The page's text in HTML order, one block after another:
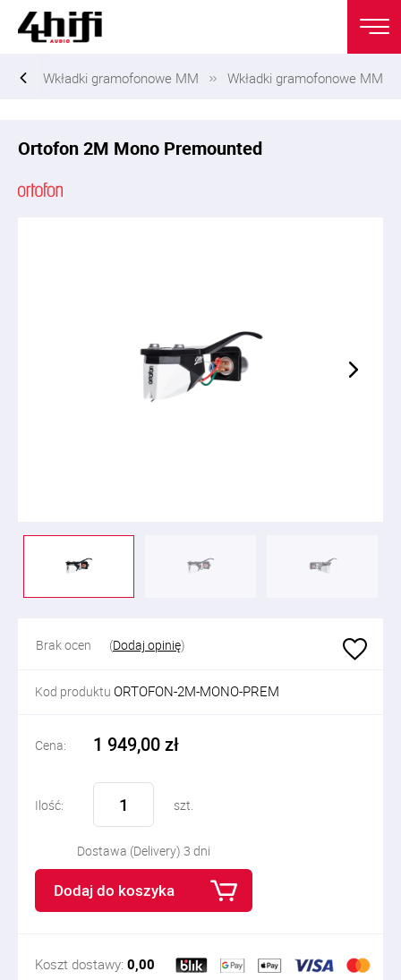
Wkładki gramofonowe MM Wkładki gramofonowe MM
Ortofon 2M Mono Premounted
Brak ocen (Dodaj opinię)
Kod produktu ORTOFON-2M-MONO-PREM
Cena: 1 949,00 zł
Ilość: szt.
Dostawa (Delivery) 3 dni
Dodaj do koszyka
Koszt dostawy: 0,00